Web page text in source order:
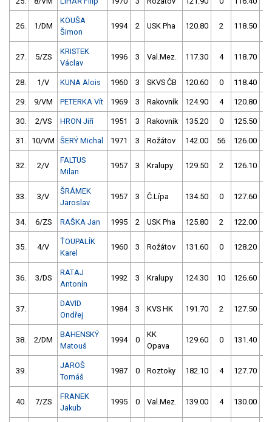
26. 1/DM
KOUŠA
Šimon
1994 2 USK Pha 120.80 2 118.50
27. 5/ZS
KRISTEK
Václav
1996 3 Val.Mez. 117.30 4 118.70
28. 1/V KUNA Alois 1960 3 SKVS ČB 120.60 0 118.40
29. 9/VM PETERKA Vít 1969 3 Rakovník 124.90 4 120.80
30. 2/VS HRON Jiří 1951 3 Rakovník 135.20 0 125.50
31. 10/VM ŠERÝ Michal 1971 3 Rožátov 142.00 56 126.00
32. 2/V
FALTUS
Milan
1957 3 Kralupy 129.50 2 126.10
33. 3/V
ŠRÁMEK
Jaroslav
1957 3 Č.Lípa 134.50 0 127.60
34. 6/ZS RAŠKA Jan 1995 2 USK Pha 125.80 2 122.00
35. 4/V
ŤOUPALÍK
Karel
1960 3 Rožátov 131.60 0 128.20
36. 3/DS
RATAJ
Antonín
1992 3 Kralupy 124.30 10 126.60
37.
DAVID
Ondřej
1984 3 KVS HK 191.70 2 127.50
38. 2/DM
BAHENSKÝ
Matouš
1994 0
KK
Opava
129.60 0 131.40
39.
JAROŠ
Tomáš
1987 0 Roztoky 182.10 4 127.70
40. 7/ZS
FRANEK
Jakub
1995 0 Val.Mez. 139.00 4 130.00